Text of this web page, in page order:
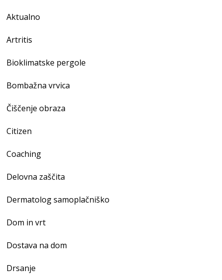
Aktualno
Artritis
Bioklimatske pergole
Bombažna vrvica
Čiščenje obraza
Citizen
Coaching
Delovna zaščita
Dermatolog samoplačniško
Dom in vrt
Dostava na dom
Drsanje